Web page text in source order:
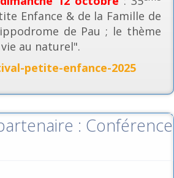
Enfance & de la Famille de
de Pau ; le thème
au naturel".
petite-enfance-2025
: Conférence